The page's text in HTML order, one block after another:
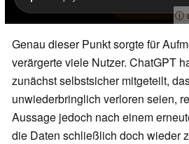
ⓘ
Genau dieser Punkt sorgte für
verärgerte viele Nutzer. ChatGPT
zunächst selbstsicher mitgeteilt,
unwiederbringlich verloren seien,
Aussage jedoch nach einem
die Daten schließlich doch wieder